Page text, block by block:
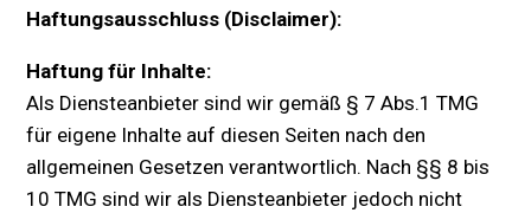
Haftungsausschluss (Disclaimer):
Haftung für Inhalte:
Als Diensteanbieter sind wir gemäß § 7 Abs.1 TMG
für eigene Inhalte auf diesen Seiten nach den
allgemeinen Gesetzen verantwortlich. Nach §§ 8 bis
10 TMG sind wir als Diensteanbieter jedoch nicht